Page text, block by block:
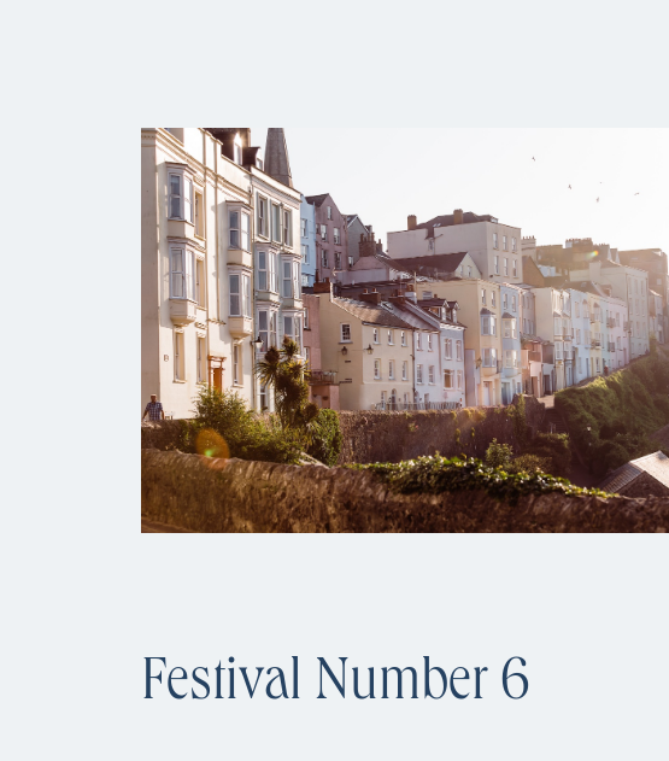
Festival Number 6